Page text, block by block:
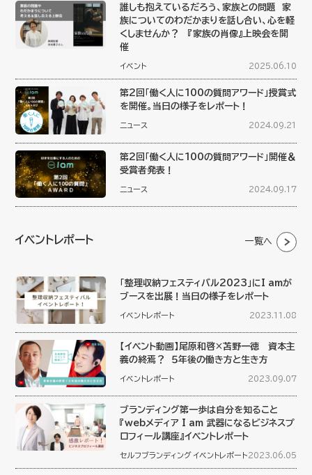
誰しも抱えているだろう、家族との問題 家
族についてのわだかまりを話し合い、心を軽
くしませんか？ 『家族の肖像』上映会を開
催
イベント 2025.06.10
第2回「働く人に100の質問アワード」授賞式
を開催。当日の様子をレポート！
ニュース 2024.09.21
第2回「働く人に100の質問アワード」開催＆
受賞者発表！
ニュース 2024.09.17
イベントレポート 一覧へ
「整理収納フェスティバル2023」にI amが
ブースを出展！当日の様子をレポート
イベントレポート 2023.11.08
【イベント動画】尾原和啓×苫野一徳 資本主
義の終焉？ ５年後の働き方と生き方
イベントレポート 2023.09.07
ブランディング第一歩は自分を知ること
『webメディア I am 武器になるビジネスプ
ロフィール講座』イベントレポート
セルフブランディング イベントレポート 2023.06.05